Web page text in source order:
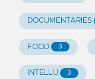
DOCUMENTARIES
FOOD 3
INTELLIJ 3